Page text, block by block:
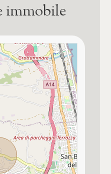
immobile